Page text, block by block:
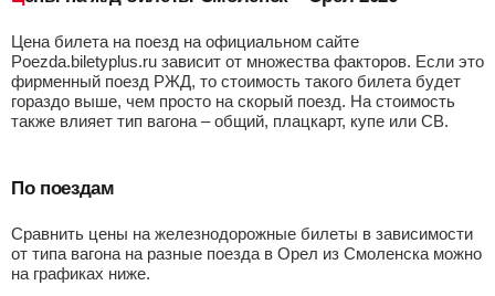
Цена билета на поезд на официальном сайте
Poezda.biletyplus.ru зависит от множества факторов. Если это
фирменный поезд РЖД, то стоимость такого билета будет
гораздо выше, чем просто на скорый поезд. На стоимость
также влияет тип вагона – общий, плацкарт, купе или СВ.
По поездам
Сравнить цены на железнодорожные билеты в зависимости
от типа вагона на разные поезда в Орел из Смоленска можно
на графиках ниже.